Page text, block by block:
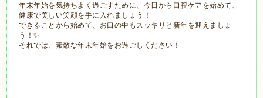
年末年始を気持ちよく過ごすために、今日から口腔ケアを始めて、
健康で美しい笑顔を手に入れましょう！
できることから始めて、お口の中もスッキリと新年を迎えましょ
う！✨
それでは、素敵な年末年始をお過ごしください！